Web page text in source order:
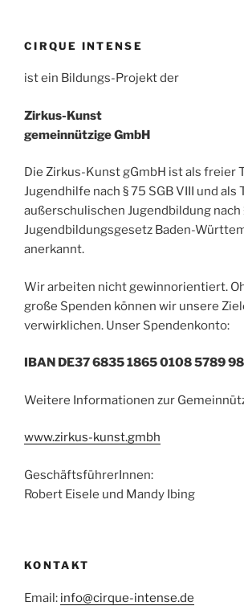
CIRQUE INTENSE
ist ein Bildungs-Projekt der
Zirkus-Kunst
gemeinnützige GmbH
Die Zirkus-Kunst gGmbH ist als freier
Jugendhilfe nach § 75 SGB VIII und als
außerschulischen Jugendbildung nach
Jugendbildungsgesetz Baden-
anerkannt.
Wir arbeiten nicht gewinnorientiert.
große Spenden können wir unsere
verwirklichen. Unser Spendenkonto:
IBAN DE37 6835 1865 0108 5789 98
Weitere Informationen zur
www.zirkus-kunst.gmbh
GeschäftsführerInnen:
Robert Eisele und Mandy Ibing
KONTAKT
Email: info@cirque-intense.de